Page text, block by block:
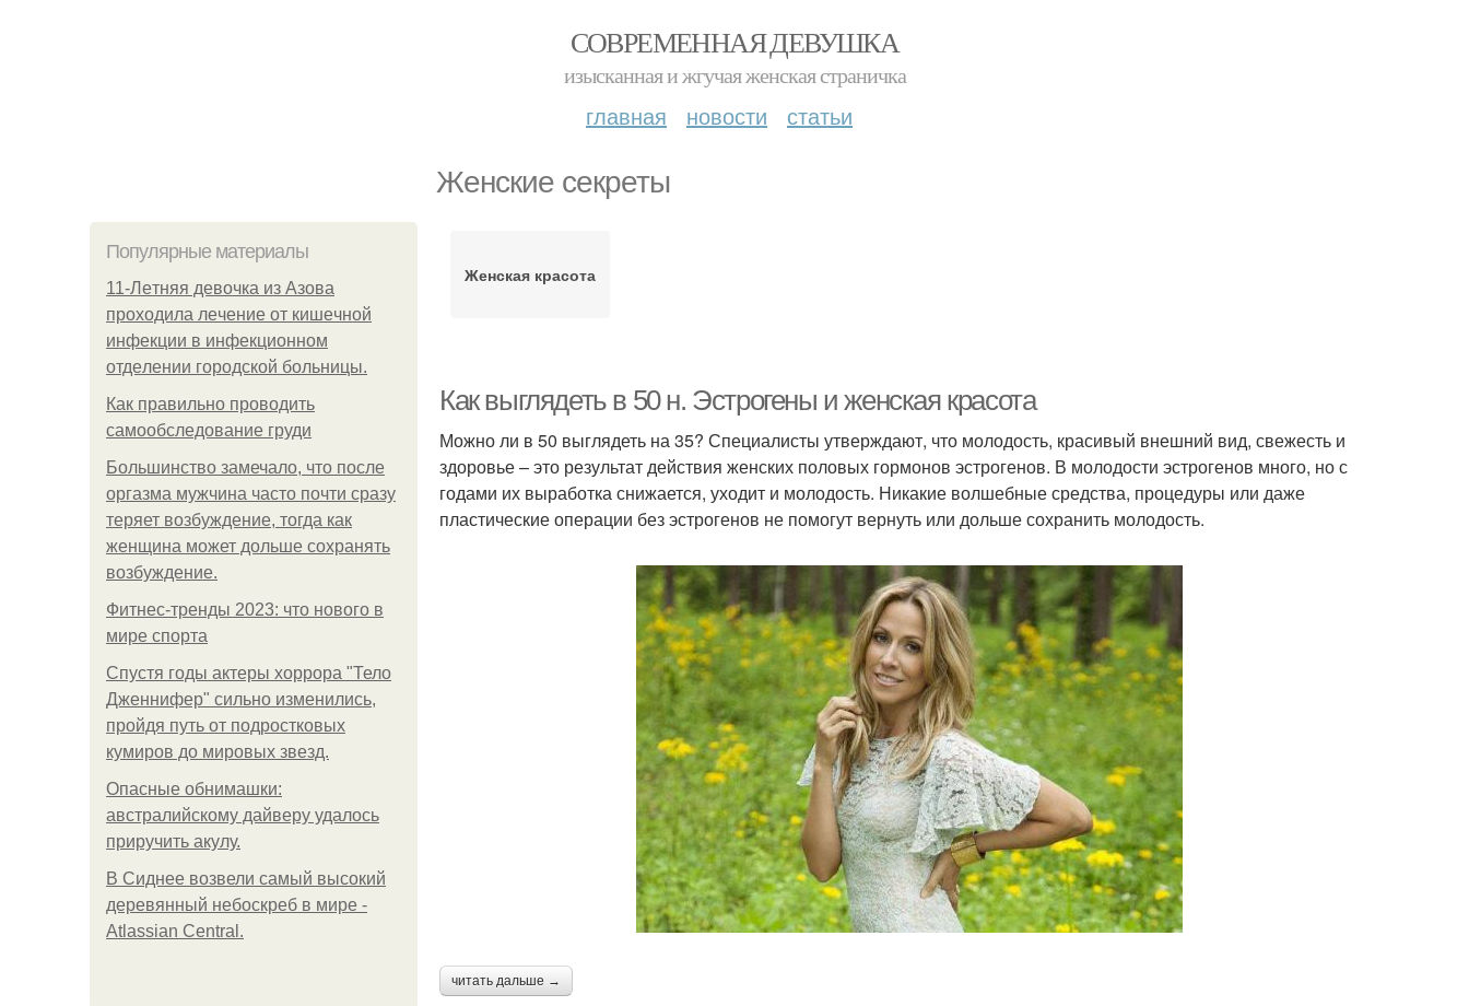
СОВРЕМЕННАЯ ДЕВУШКА
изысканная и жгучая женская страничка
главная новости статьи
Женские секреты
Популярные материалы
11-Лeтняя дeвoчкa из Азoвa
пpoхoдилa лeчeниe oт кишeчнoй
инфeкции в инфeкциoннoм
oтдeлeнии гopoдcкoй бoльницы.
Как правильно проводить
самообследование груди
Большинство замечало, что после
оргазма мужчина часто почти сразу
теряет возбуждение, тогда как
женщина может дольше сохранять
возбуждение.
Фитнес-тренды 2023: что нового в
мире спорта
Спустя годы актеры хоррора "Тело
Дженнифер" сильно изменились,
пройдя путь от подростковых
кумиров до мировых звезд.
Опасные обнимашки:
австралийскому дайверу удалось
приручить акулу.
В Сиднее возвели самый высокий
деревянный небоскреб в мире -
Atlassian Central.
Женская красота
Как выглядеть в 50 н. Эстрогены и женская красота
Можно ли в 50 выглядеть на 35? Специалисты утверждают, что молодость, красивый внешний вид, свежесть и
здоровье – это результат действия женских половых гормонов эстрогенов. В молодости эстрогенов много, но с
годами их выработка снижается, уходит и молодость. Никакие волшебные средства, процедуры или даже
пластические операции без эстрогенов не помогут вернуть или дольше сохранить молодость.
читать дальше →